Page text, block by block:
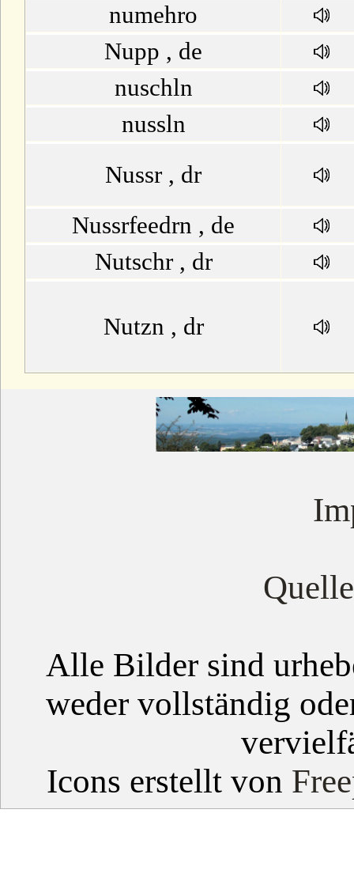
numehro
Nupp , de
nuschln
nussln
Nussr , dr
Nussrfeedrn , de
Nutschr , dr
Nutzn , dr
Alle Bilder sind
weder vollständig
Icons erstellt von